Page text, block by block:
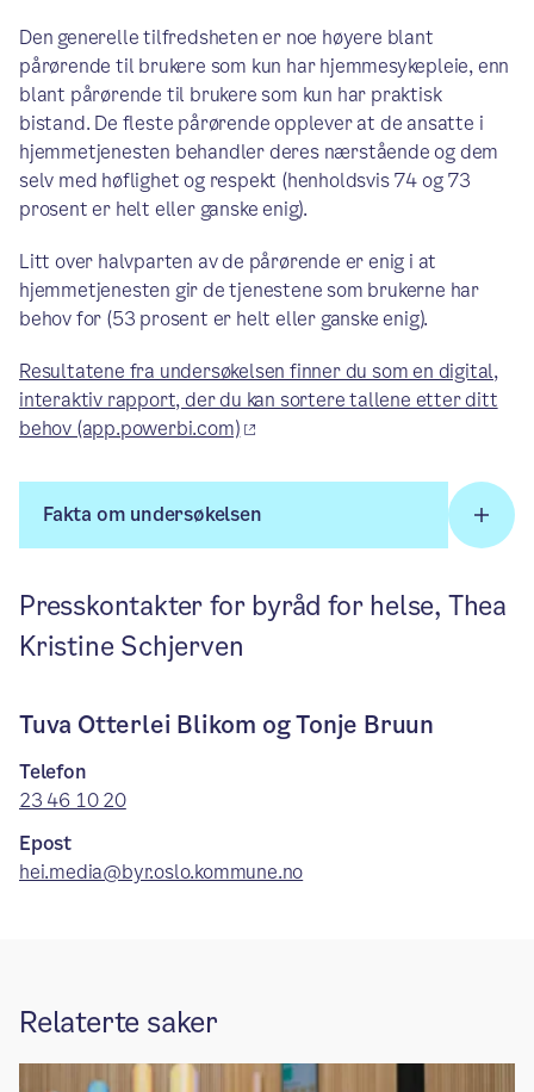
Den generelle tilfredsheten er noe høyere blant
pårørende til brukere som kun har hjemmesykepleie, enn
blant pårørende til brukere som kun har praktisk
bistand. De fleste pårørende opplever at de ansatte i
hjemmetjenesten behandler deres nærstående og dem
selv med høflighet og respekt (henholdsvis 74 og 73
prosent er helt eller ganske enig).
Litt over halvparten av de pårørende er enig i at
hjemmetjenesten gir de tjenestene som brukerne har
behov for (53 prosent er helt eller ganske enig).
Resultatene fra undersøkelsen finner du som en digital,
interaktiv rapport, der du kan sortere tallene etter ditt
behov (app.powerbi.com)
Fakta om undersøkelsen
Presskontakter for byråd for helse, Thea
Kristine Schjerven
Tuva Otterlei Blikom og Tonje Bruun
Telefon
23 46 10 20
Epost
hei.media@byr.oslo.kommune.no
Relaterte saker